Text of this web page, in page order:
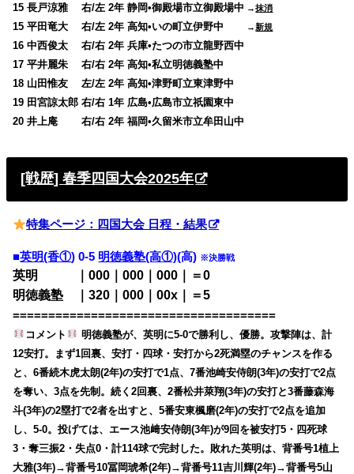
15 長戸涼雅 右/左 2年 静岡•御殿場市立御殿場中 →抹消
15 平田竜大 右/左 2年 高知•いの町立伊野中 →新規
16 中西俊太 右/右 2年 兵庫•たつの市立龍野西中
17 平井麗朱 右/右 2年 高知•私立明徳義塾中
18 山田惟友 左/左 2年 高知•津野町立東津野中
19 田宮諒太郎 右/右 1年 広島•広島市立祇園東中
20 井上庵 右/右 2年 福岡•久留米市立牟田山中
[戦歴] 春季四国大会2025年
特集ページ：四国大会 日程・結果
■英明(香①) 0-5 明徳義塾(高①)(高) ※決勝戦
英明 ｜000｜000｜000｜＝0
明徳義塾 ｜320｜000｜00x｜＝5
=====================================
コメント
明徳義塾が、英明に5-0で勝利し、優勝。攻撃陣は、計
12安打。まず1回裏、安打・四球・安打から2死満塁のチャンスを作る
と、6番続木虎太朗(2年)の安打で1点、7番池崎安侍朗(3年)の安打で2点
を奪い、3点を先制。続く2回裏、2番松井萊翔(3年)の安打と3番藤森海
斗(3年)の2塁打で2者を出すと、5番安東楓磨(2年)の安打で2点を追加
し、5-0。投げては、エース池﨑安侍朗(3年)が9回を被安打5・四死球
3・奪三振2・失点0・計114球で完封した。敗れた英明は、背番号1植上
大雅(3年)→背番号10冨岡琥希(2年)→背番号11吉川輝(2年)→背番号5山